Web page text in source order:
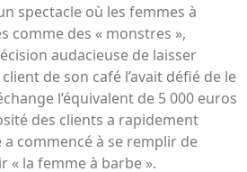
spectacle où les femmes à
comme des « monstres »,
audacieuse de laisser
de son café l’avait défié de le
l’équivalent de 5 000 euros
des clients a rapidement
commencé à se remplir de
« la femme à barbe ».